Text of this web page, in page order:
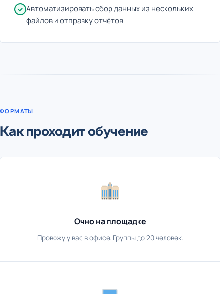
Автоматизировать сбор данных из нескольких
файлов и отправку отчётов
ФОРМАТЫ
Как проходит обучение
Очно на площадке
Провожу у вас в офисе. Группы до 20 человек.